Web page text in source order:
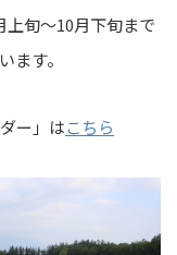
旬～10月下旬まで
ます。
ー」はこちら